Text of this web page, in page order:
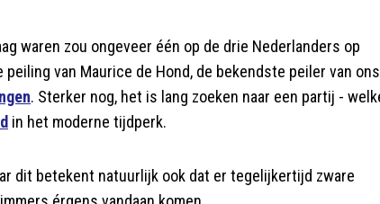
waren zou ongeveer één op de drie Nederlanders op
van Maurice de Hond, de bekendste peiler van ons
. Sterker nog, het is lang zoeken naar een partij -
in het moderne tijdperk.
dit betekent natuurlijk ook dat er tegelijkertijd zware